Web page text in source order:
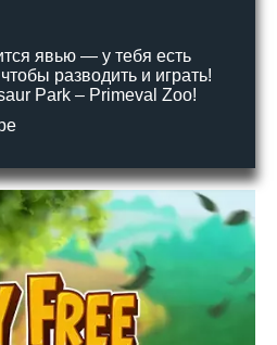
явью — у тебя есть
разводить и играть!
Park – Primeval Zoo!